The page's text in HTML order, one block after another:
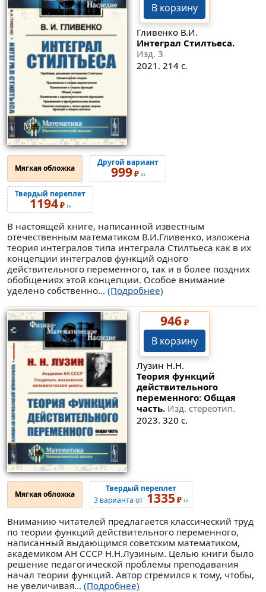
В корзину
Гливенко В.И.
Интеграл Стилтьеса.
Изд. 3
2021. 214 с.
Мягкая обложка
Другой вариант
999₽››
Твердый переплет
1194₽››
В настоящей книге, написанной известным
отечественным математиком В.И.Гливенко, изложена
теория интегралов типа интеграла Стилтьеса как в их
концепции интегралов функций одного
действительного переменного, так и в более поздних
обобщениях этой концепции. Особое внимание
уделено собственно... (Подробнее)
946₽
В корзину
Лузин Н.Н.
Теория функций
действительного
переменного: Общая
часть. Изд. стереотип.
2023. 320 с.
Мягкая обложка
Твердый переплет
3 варианта от 1335 ₽››
Вниманию читателей предлагается классический труд
по теории функций действительного переменного,
написанный выдающимся советским математиком,
академиком АН СССР Н.Н.Лузиным. Целью книги было
решение педагогической проблемы преподавания
начал теории функций. Автор стремился к тому, чтобы,
не увеличивая... (Подробнее)